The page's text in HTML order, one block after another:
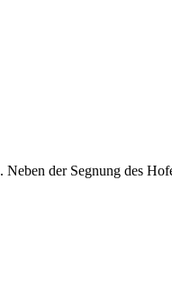
der Segnung des